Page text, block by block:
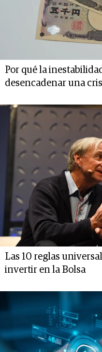
Por qué la
desencadenar una
Las 10 reglas
invertir en la Bolsa